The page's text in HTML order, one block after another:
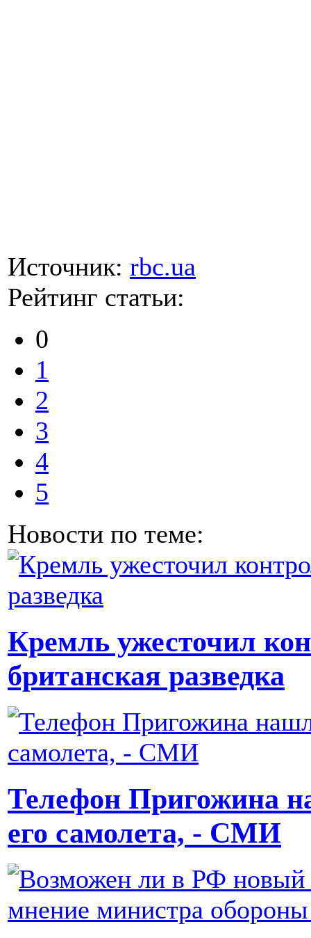
Источник: rbc.ua
Рейтинг статьи:
0
1
2
3
4
5
Новости по теме:
Кремль ужесточил
британская разведка
Телефон Пригожина
его самолета, - СМИ